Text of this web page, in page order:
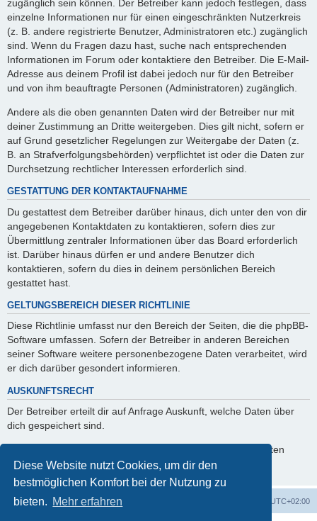
Diese Website nutzt Cookies, um dir den
bestmöglichen Komfort bei der Nutzung zu
bieten. Mehr erfahren
zugänglich sein können. Der Betreiber kann jedoch festlegen, dass
einzelne Informationen nur für einen eingeschränkten Nutzerkreis
(z. B. andere registrierte Benutzer, Administratoren etc.) zugänglich
sind. Wenn du Fragen dazu hast, suche nach entsprechenden
Informationen im Forum oder kontaktiere den Betreiber. Die E-Mail-
Adresse aus deinem Profil ist dabei jedoch nur für den Betreiber
und von ihm beauftragte Personen (Administratoren) zugänglich.
Andere als die oben genannten Daten wird der Betreiber nur mit
deiner Zustimmung an Dritte weitergeben. Dies gilt nicht, sofern er
auf Grund gesetzlicher Regelungen zur Weitergabe der Daten (z.
B. an Strafverfolgungsbehörden) verpflichtet ist oder die Daten zur
Durchsetzung rechtlicher Interessen erforderlich sind.
GESTATTUNG DER KONTAKTAUFNAHME
Du gestattest dem Betreiber darüber hinaus, dich unter den von dir
angegebenen Kontaktdaten zu kontaktieren, sofern dies zur
Übermittlung zentraler Informationen über das Board erforderlich
ist. Darüber hinaus dürfen er und andere Benutzer dich
kontaktieren, sofern du dies in deinem persönlichen Bereich
gestattet hast.
GELTUNGSBEREICH DIESER RICHTLINIE
Diese Richtlinie umfasst nur den Bereich der Seiten, die die phpBB-
Software umfassen. Sofern der Betreiber in anderen Bereichen
seiner Software weitere personenbezogene Daten verarbeitet, wird
er dich darüber gesondert informieren.
AUSKUNFTSRECHT
Der Betreiber erteilt dir auf Anfrage Auskunft, welche Daten über
dich gespeichert sind.
Du kannst jederzeit die Löschung bzw. Sperrung deiner Daten
verlangen. Kontaktiere hierzu bitte den Betreiber.
Startseite Foren-Übersicht UTC+02:00